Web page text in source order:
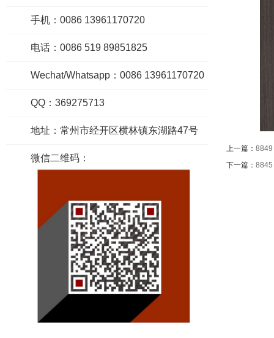
手机：0086 13961170720
电话：0086 519 89851825
Wechat/Whatsapp：0086 13961170720
QQ：369275713
地址：常州市经开区横林镇东湖路47号
微信二维码：
上一篇： 8849
下一篇： 8845